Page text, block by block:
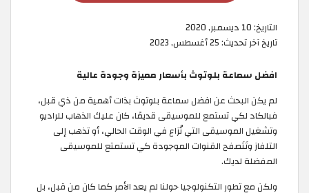
التاريخ:10 ديسمبر, 2020
تاريخ آخر تحديث:25 أغسطس, 2023
افضل سماعة بلوتوث بأسعار مميزة وجودة عالية
لم يكن البحث عن افضل سماعة بلوتوث بذات أهمية من ذي قبل،
فبالكاد لكي تستمع للموسيقى قديمًا، كان عليك الذهاب للراديو
وتشغيل الموسيقى التي تُزاع في الوقت الحالي، أو تذهب إلى
التلفاز وتَتَصفح القنوات الموجودة كي تستمتع للموسيقى
المفضلة لديك.
ولكن مع تطور التكنولوجيا حولنا لم يعد الأمر كما كان من قبل، بل